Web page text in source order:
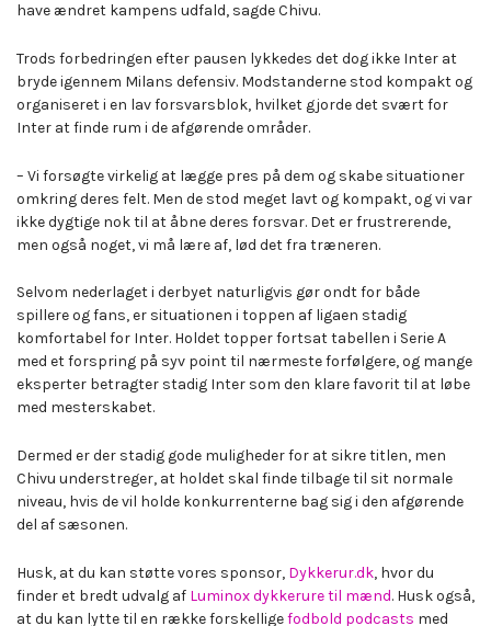
have ændret kampens udfald, sagde Chivu.
Trods forbedringen efter pausen lykkedes det dog ikke Inter at
bryde igennem Milans defensiv. Modstanderne stod kompakt og
organiseret i en lav forsvarsblok, hvilket gjorde det svært for
Inter at finde rum i de afgørende områder.
– Vi forsøgte virkelig at lægge pres på dem og skabe situationer
omkring deres felt. Men de stod meget lavt og kompakt, og vi var
ikke dygtige nok til at åbne deres forsvar. Det er frustrerende,
men også noget, vi må lære af, lød det fra træneren.
Selvom nederlaget i derbyet naturligvis gør ondt for både
spillere og fans, er situationen i toppen af ligaen stadig
komfortabel for Inter. Holdet topper fortsat tabellen i Serie A
med et forspring på syv point til nærmeste forfølgere, og mange
eksperter betragter stadig Inter som den klare favorit til at løbe
med mesterskabet.
Dermed er der stadig gode muligheder for at sikre titlen, men
Chivu understreger, at holdet skal finde tilbage til sit normale
niveau, hvis de vil holde konkurrenterne bag sig i den afgørende
del af sæsonen.
Husk, at du kan støtte vores sponsor, Dykkerur.dk, hvor du
finder et bredt udvalg af Luminox dykkerure til mænd. Husk også,
at du kan lytte til en række forskelligefodbold podcasts med